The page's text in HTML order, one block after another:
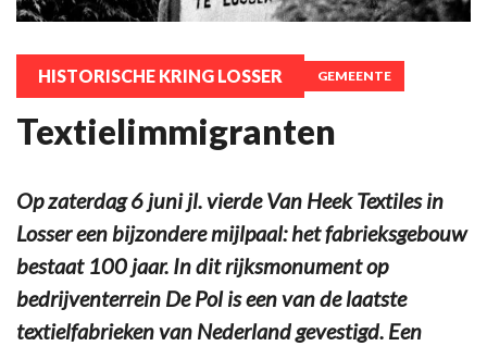
HISTORISCHE KRING LOSSER GEMEENTE
Textielimmigranten
Op zaterdag 6 juni jl. vierde Van Heek Textiles in
Losser een bijzondere mijlpaal: het fabrieksgebouw
bestaat 100 jaar. In dit rijksmonument op
bedrijventerrein De Pol is een van de laatste
textielfabrieken van Nederland gevestigd. Een